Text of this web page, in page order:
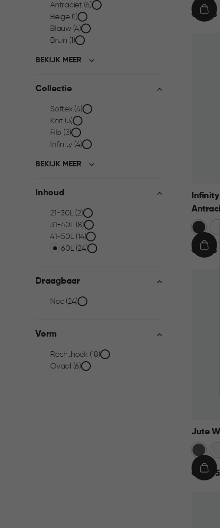
Kleur
filter
Antraciet (6)
Beige (1)
Blauw (4)
Bruin (1)
BEKIJK MEER
Collectie
Collectie
filter
Softex (4)
Knit (3)
Filo (3)
Infinity (4)
BEKIJK MEER
Inhoud
Inhoud
filter
21-30L (2)
31-40L (8)
41-50L (14)
51-60L (24)
Draagbaar
Draagbaar
filter
Nee (24)
Vorm
Vorm
Rechthoek (18)
Ovaal (6)
€€ 19,95
IN
€€ 19,95
IN
Jute
€€ 22,95
IN